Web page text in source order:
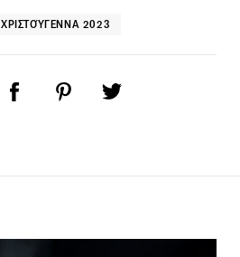
ΧΡΙΣΤΟΎΓΕΝΝΑ 2023